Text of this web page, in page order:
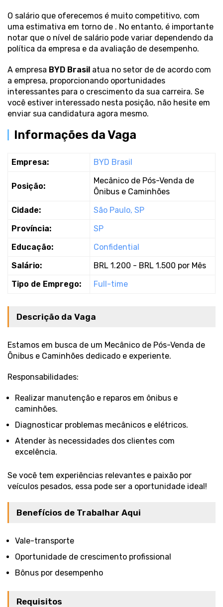
O salário que oferecemos é muito competitivo, com
uma estimativa em torno de . No entanto, é importante
notar que o nível de salário pode variar dependendo da
política da empresa e da avaliação de desempenho.
A empresa BYD Brasil atua no setor de de acordo com
a empresa, proporcionando oportunidades
interessantes para o crescimento da sua carreira. Se
você estiver interessado nesta posição, não hesite em
enviar sua candidatura agora mesmo.
Informações da Vaga
Empresa: BYD Brasil
Posição:
Mecânico de Pós-Venda de
Ônibus e Caminhões
Cidade:
São Paulo, SP
Província:
SP
Educação:
Confidential
Salário:
BRL 1.200 - BRL 1.500 por Mês
Tipo de Emprego:
Full-time
Descrição da Vaga
Estamos em busca de um Mecânico de Pós-Venda de
Ônibus e Caminhões dedicado e experiente.
Responsabilidades:
Realizar manutenção e reparos em ônibus e
caminhões.
Diagnosticar problemas mecânicos e elétricos.
Atender às necessidades dos clientes com
excelência.
Se você tem experiências relevantes e paixão por
veículos pesados, essa pode ser a oportunidade ideal!
Benefícios de Trabalhar Aqui
Vale-transporte
Oportunidade de crescimento profissional
Bônus por desempenho
Requisitos